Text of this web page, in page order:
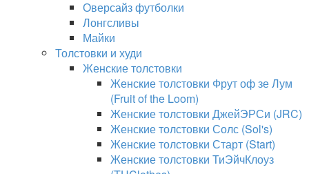
Оверсайз футболки
Лонгсливы
Майки
Толстовки и худи
Женские толстовки
Женские толстовки Фрут оф зе Лум
(Fruit of the Loom)
Женские толстовки ДжейЭРСи (JRC)
Женские толстовки Солс (Sol's)
Женские толстовки Старт (Start)
Женские толстовки ТиЭйчКлоуз